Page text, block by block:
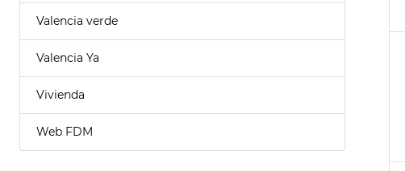
Valencia verde
Valencia Ya
Vivienda
Web FDM